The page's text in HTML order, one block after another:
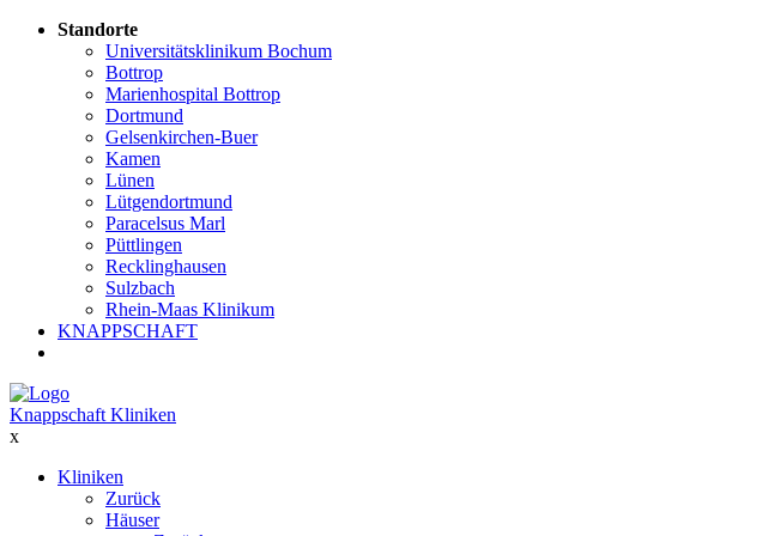
Standorte
Universitätsklinikum Bochum
Bottrop
Marienhospital Bottrop
Dortmund
Gelsenkirchen-Buer
Kamen
Lünen
Lütgendortmund
Paracelsus Marl
Püttlingen
Recklinghausen
Sulzbach
Rhein-Maas Klinikum
KNAPPSCHAFT
Knappschaft Kliniken
x
Kliniken
Zurück
Häuser